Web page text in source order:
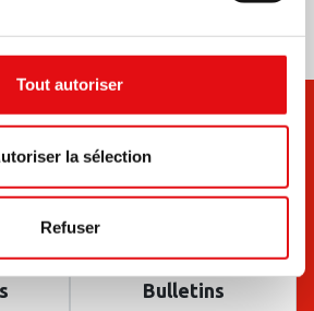
Tout autoriser
la sélection
Refuser
Bulletins